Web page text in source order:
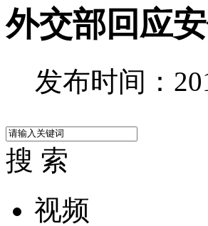
外交部回应
发布时间：
搜 索
视频